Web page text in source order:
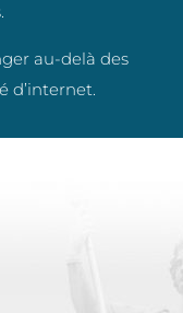
au-delà des
d’internet.